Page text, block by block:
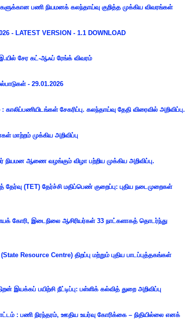
பணி நியமனக் கலந்தாய்வு குறித்த முக்கிய விவரங்கள்
- LATEST VERSION - 1.1 DOWNLOAD
சேர கட்-ஆஃப் ரேங்க் விவரம்
- 29.01.2026
சேகரிப்பு. கலந்தாய்வு தேதி விரைவில் அறிவிப்பு.
மாற்றம் முக்கிய அறிவிப்பு
நியமன ஆணை வழங்கும் விழா பற்றிய முக்கிய அறிவிப்பு.
தேர்வு (TET) தேர்ச்சி மதிப்பெண் குறைப்பு: புதிய நடைமுறைகள்
கோரி, இடைநிலை ஆசிரியர்கள் 33 நாட்களாகத் தொடர்ந்து
Resource Centre) திறப்பு மற்றும் புதிய பாடப்புத்தகங்கள்
இயக்கப் பயிற்சி நீட்டிப்பு: பள்ளிக் கல்வித் துறை அறிவிப்பு
: பணி நிரந்தரம், ஊதிய உயர்வு கோரிக்கை – நிதியில்லை எனக்